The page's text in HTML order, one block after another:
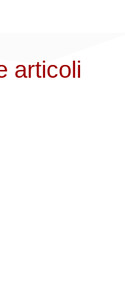
articoli